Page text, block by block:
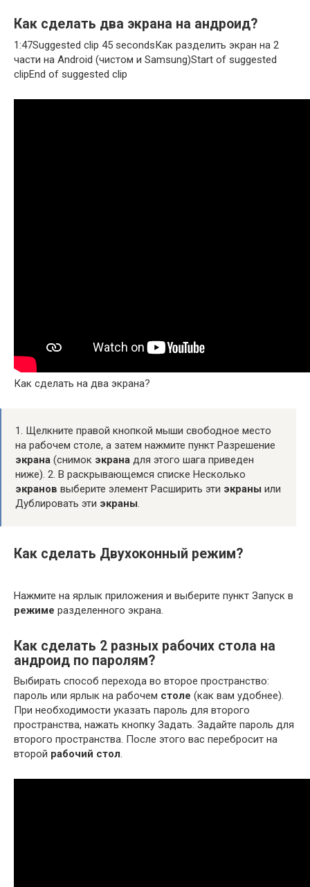
Как сделать два экрана на андроид?
1:47Suggested clip 45 secondsКак разделить экран на 2
части на Android (чистом и Samsung)Start of suggested
clipEnd of suggested clip
Как сделать на два экрана?
1. Щелкните правой кнопкой мыши свободное место
на рабочем столе, а затем нажмите пункт Разрешение
экрана (снимок экрана для этого шага приведен
ниже). 2. В раскрывающемся списке Несколько
экранов выберите элемент Расширить эти экраны или
Дублировать эти экраны.
Как сделать Двухоконный режим?
Нажмите на ярлык приложения и выберите пункт Запуск в
режиме разделенного экрана.
Как сделать 2 разных рабочих стола на
андроид по паролям?
Выбирать способ перехода во второе пространство:
пароль или ярлык на рабочем столе (как вам удобнее).
При необходимости указать пароль для второго
пространства, нажать кнопку Задать. Задайте пароль для
второго пространства. После этого вас перебросит на
второй рабочий стол.